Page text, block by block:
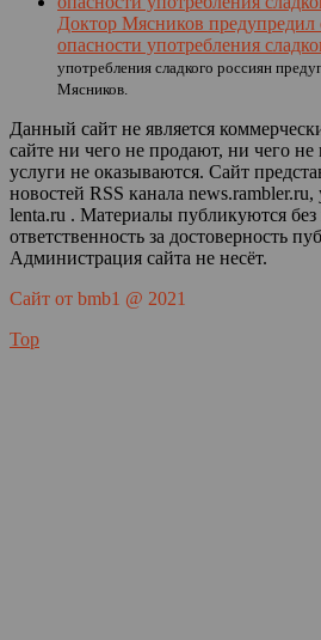
Доктор Мясников предупредил
опасности употребления
употребления сладкого россиян
Мясников.
Данный сайт не является
сайте ни чего не продают, ни чего
услуги не оказываются. Сайт
новостей RSS канала
lenta.ru . Материалы публикуются без
ответственность за достоверность
Администрация сайта не несёт.
Сайт от bmb1 @ 2021
Top